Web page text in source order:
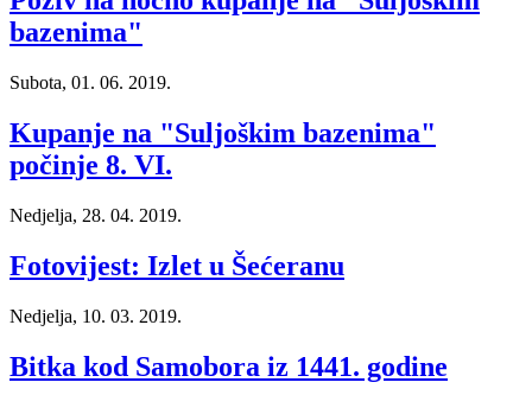
bazenima"
Subota, 01. 06. 2019.
Kupanje na "Suljoškim bazenima"
počinje 8. VI.
Nedjelja, 28. 04. 2019.
Fotovijest: Izlet u Šećeranu
Nedjelja, 10. 03. 2019.
Bitka kod Samobora iz 1441. godine